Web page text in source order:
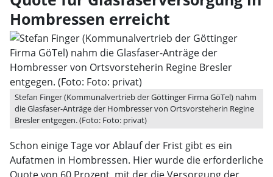
Hombressen erreicht
Stefan Finger (Kommunalvertrieb der Göttinger Firma GöTel) nahm
die Glasfaser-Anträge der Hombresser von Ortsvorsteherin Regine
Bresler entgegen. (Foto: Foto: privat)
Schon einige Tage vor Ablauf der Frist gibt es ein
Aufatmen in Hombressen. Hier wurde die erforderliche